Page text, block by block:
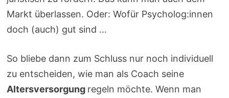
Markt überlassen. Oder: Wofür Psycholog:innen
doch (auch) gut sind …
So bliebe dann zum Schluss nur noch individuell
zu entscheiden, wie man als Coach seine
Altersversorgung regeln möchte. Wenn man